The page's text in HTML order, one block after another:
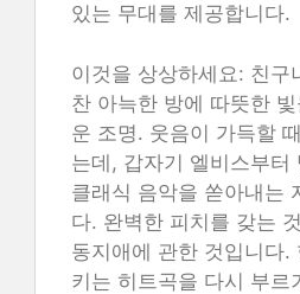
있는 무대를 제공합니다.
이것을 상상하세요: 친구
찬 아늑한 방에 따뜻한
운 조명. 웃음이 가득할
는데, 갑자기 엘비스부터
클래식 음악을 쏟아내는
다. 완벽한 피치를 갖는
동지애에 관한 것입니다.
키는 히트곡을 다시 부르